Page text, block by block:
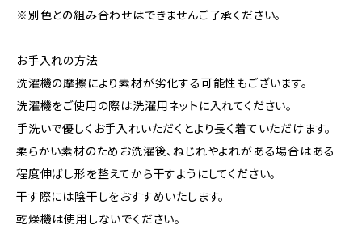
※別色との組み合わせはできませんご了承ください。
お手入れの方法
洗濯機の摩擦により素材が劣化する可能性もございます。
洗濯機をご使用の際は洗濯用ネットに入れてください。
手洗いで優しくお手入れいただくとより長く着ていただけます。
柔らかい素材のためお洗濯後、ねじれやよれがある場合はある
程度伸ばし形を整えてから干すようにしてください。
干す際には陰干しをおすすめいたします。
乾燥機は使用しないでください。